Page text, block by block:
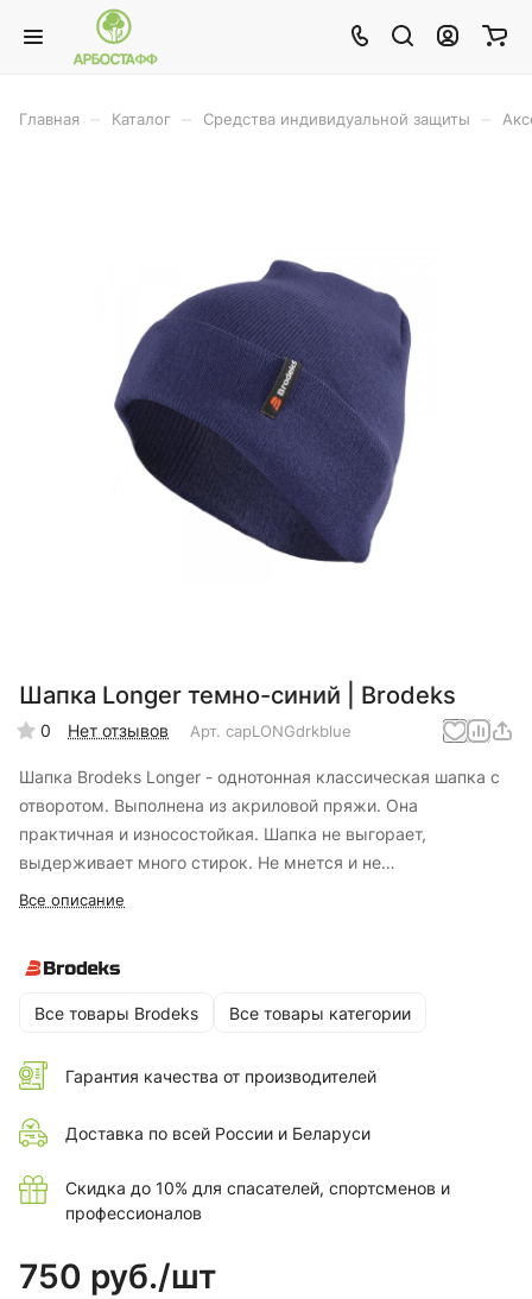
Главная Каталог Средства индивидуальной защиты
Шапка Longer темно-синий | Brodeks
0 Нет отзывов Арт. capLONGdrkblue
Шапка Brodeks Longer - однотонная классическая шапка с
отворотом. Выполнена из акриловой пряжи. Она
практичная и износостойкая. Шапка не выгорает,
выдерживает много стирок. Не мнется и не
деформируется. Связана лицевой гладью. Хорошо облегает
него.
Однотонный цвет и удобный крой делают эту шапку
работу, так и надевать во время отдыха за городом или
занятий спортом.
Все описание
Все товары Brodeks Все товары категории
Гарантия качества от производителей
Доставка по всей России и Беларуси
Скидка до 10% для спасателей, спортсменов и
профессионалов
750 руб./шт